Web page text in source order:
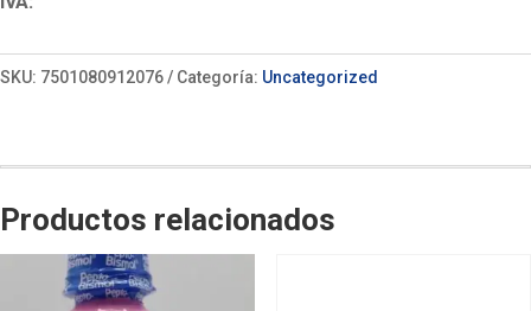
SKU: 7501080912076 Categoría: Uncategorized
Productos relacionados